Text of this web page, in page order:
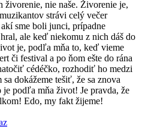
nie naše. Živorenie je,
strávi celý večer
sme boli junci, prípadne
ale keď niekomu z nich dáš do
je, podľa mňa to, keď vieme
či festival a po ňom ešte do rána
cédéčko, rozhodiť ho medzi
dokážeme tešiť, že sa znova
je podľa mňa život! Je pravda, že
Edo, my fakt žijeme!